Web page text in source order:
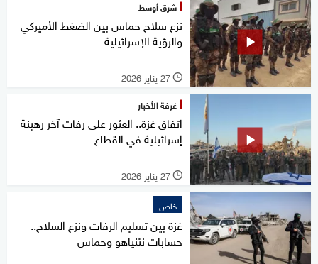
شرق أوسط
نزع سلاح حماس بين الضغط الأميركي
والرؤية الإسرائيلية
l 27 يناير 2026
غرفة الأخبار
اتفاق غزة.. العثور على رفات آخر رهينة
إسرائيلية في القطاع
l 27 يناير 2026
خاص
غزة بين تسليم الرفات ونزع السلاح..
حسابات نتنياهو وحماس